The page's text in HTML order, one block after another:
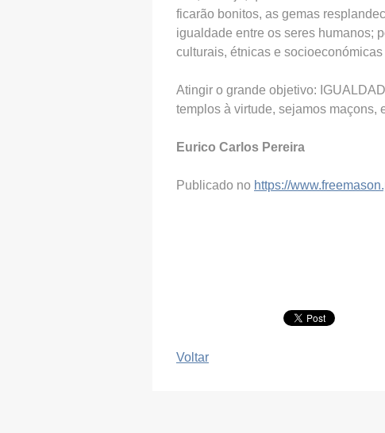
ficarão bonitos, as gemas
igualdade entre os seres humanos;
culturais, étnicas e
Atingir o grande objetivo:
templos à virtude, sejamos maçons,
Eurico Carlos Pereira
Publicado no https://
Voltar